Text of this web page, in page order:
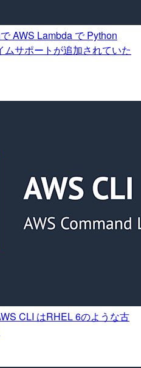
AWS Lambda で Python
サポートが追加されていた
CLI はRHEL 6のような古